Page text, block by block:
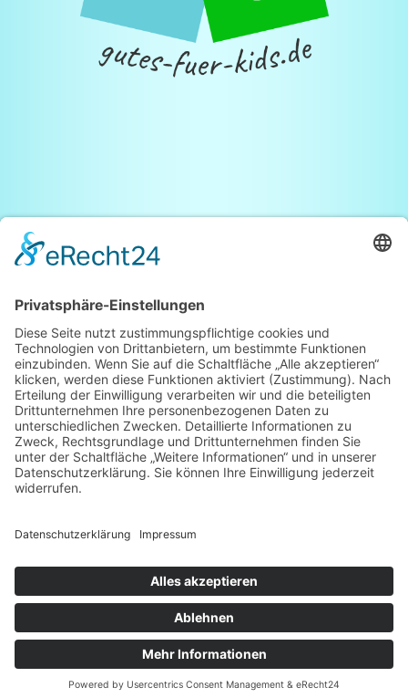
Datenschutz
Impressum
Gutes für Kids. | Kids Education by